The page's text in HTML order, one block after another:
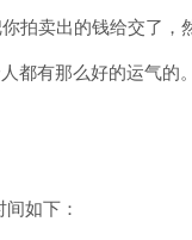
卖出的钱给交了，
有那么好的运气的
如下：